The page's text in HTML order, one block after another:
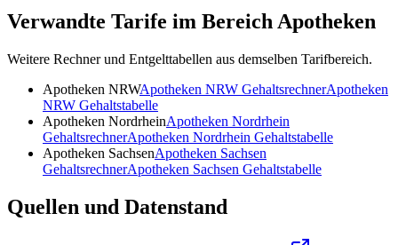
Verwandte Tarife im Bereich Apotheken
Weitere Rechner und Entgelttabellen aus demselben Tarifbereich.
Apotheken NRWApotheken NRW GehaltsrechnerApotheken
NRW Gehaltstabelle
Apotheken NordrheinApotheken Nordrhein
GehaltsrechnerApotheken Nordrhein Gehaltstabelle
Apotheken SachsenApotheken Sachsen
GehaltsrechnerApotheken Sachsen Gehaltstabelle
Quellen und Datenstand